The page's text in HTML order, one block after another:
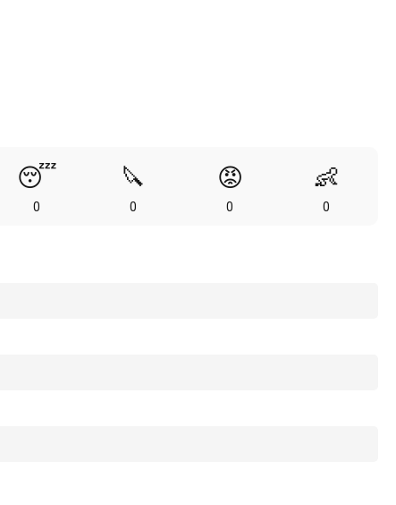
😴
0
🔪
0
😡
0
👶
0